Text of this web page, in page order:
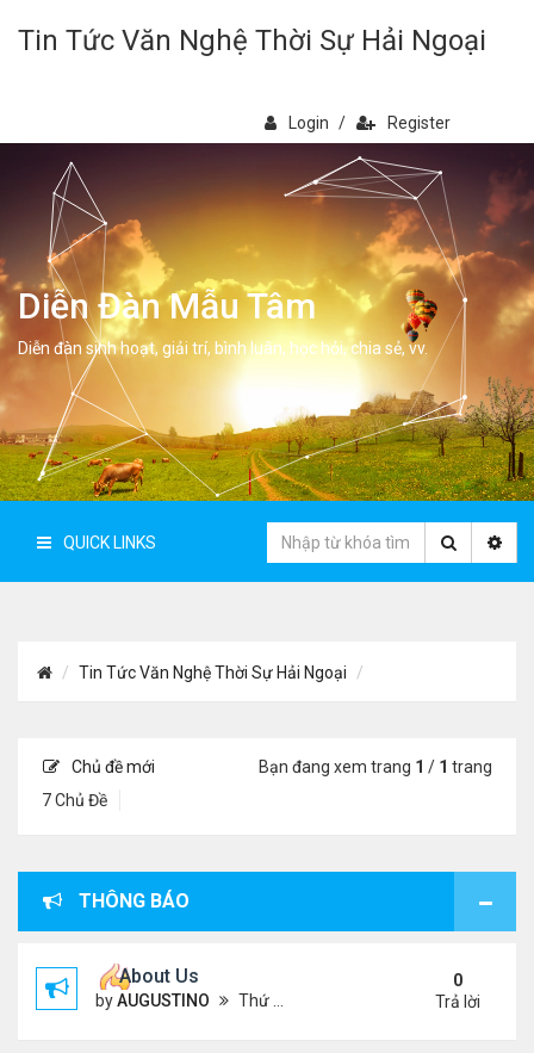
Tin Tức Văn Nghệ Thời Sự Hải Ngoại
Login / Register
Diễn Đàn Mẫu Tâm
Diễn đàn sinh hoạt, giải trí, bình luân, học hỏi, chia sẻ, vv.
QUICK LINKS
Tin Tức Văn Nghệ Thời Sự Hải Ngoại
Chủ đề mới
7 Chủ Đề
Bạn đang xem trang 1 / 1 trang
THÔNG BÁO
About Us
byAUGUSTINO Thứ 4 Tháng 10 07, 2020 4:27 pm
0
Trả lời